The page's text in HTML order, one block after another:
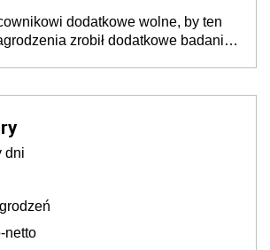
dodatkowe wolne, by ten
zrobił dodatkowe badania.
dni
netto